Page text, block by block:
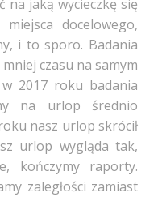
na jaką wycieczkę się
docelowego,
i to sporo. Badania
czasu na samym
2017 roku badania
na urlop średnio
nasz urlop skrócił
urlop wygląda tak,
kończymy raporty.
zaległości zamiast